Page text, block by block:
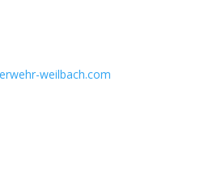
weilbach.com